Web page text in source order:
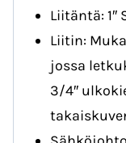
Liitäntä: 1″
Liitin:
jossa
3/4″